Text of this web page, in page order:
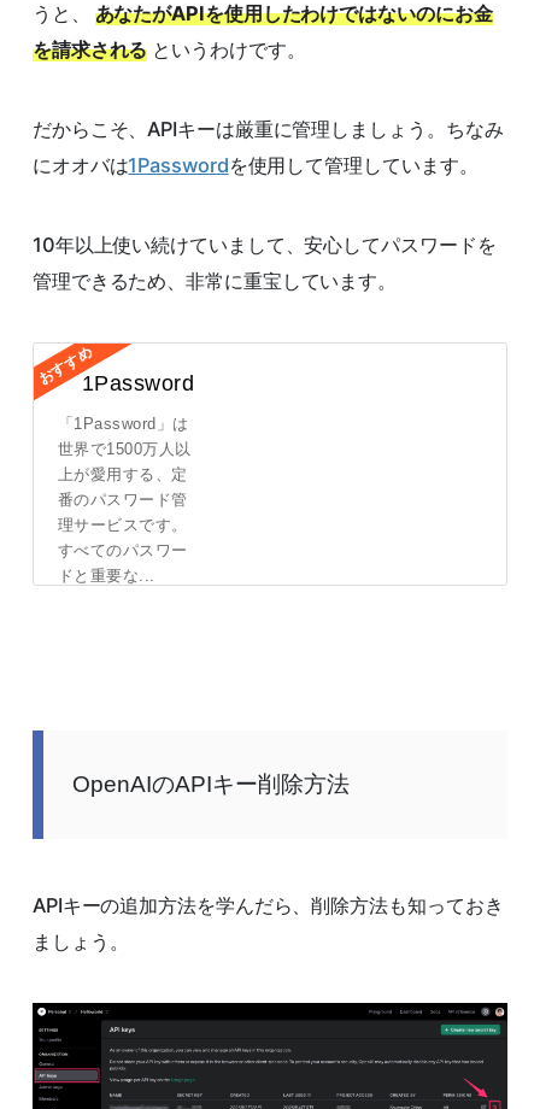
うと、 あなたがAPIを使用したわけではないのにお金
を請求される というわけです。
だからこそ、APIキーは厳重に管理しましょう。ちなみ
にオオバは1Passwordを使用して管理しています。
10年以上使い続けていまして、安心してパスワードを
管理できるため、非常に重宝しています。
1Password
「1Password」は
世界で1500万人以
上が愛用する、定
番のパスワード管
理サービスです。
すべてのパスワー
ドと重要な...
OpenAIのAPIキー削除方法
APIキーの追加方法を学んだら、削除方法も知っておき
ましょう。